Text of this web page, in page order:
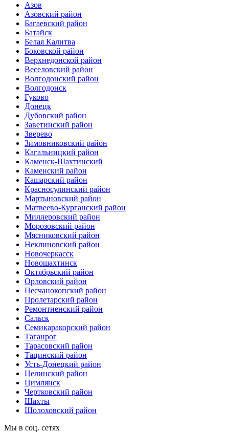
Азов
Азовский район
Багаевский район
Батайск
Белая Калитва
Боковской район
Верхнедонской район
Веселовский район
Волгодонский район
Волгодонск
Гуково
Донецк
Дубовский район
Заветинский район
Зверево
Зимовниковский район
Кагальницкий район
Каменск-Шахтинский
Каменский район
Кашарский район
Красносулинский район
Мартыновский район
Матвеево-Курганский район
Миллеровский район
Морозовский район
Мясниковский район
Неклиновский район
Новочеркасск
Новошахтинск
Октябрьский район
Орловский район
Песчанокопский район
Пролетарский район
Ремонтненский район
Сальск
Семикаракорский район
Таганрог
Тарасовский район
Тацинский район
Усть-Донецкий район
Целинский район
Цимлянск
Чертковский район
Шахты
Шолоховский район
Мы в соц. сетях